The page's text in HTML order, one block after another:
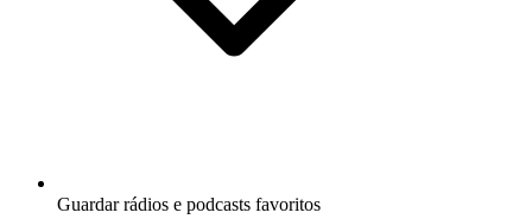
Guardar rádios e podcasts favoritos